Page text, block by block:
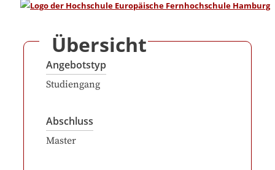
Übersicht
Angebotstyp
Studiengang
Abschluss
Master